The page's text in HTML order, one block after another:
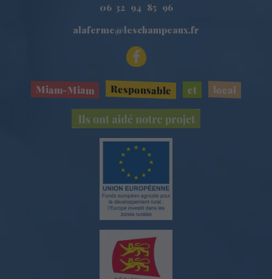
06 32 94 85 96
alaferme@leschampeaux.fr
Miam-Miam Responsable et local